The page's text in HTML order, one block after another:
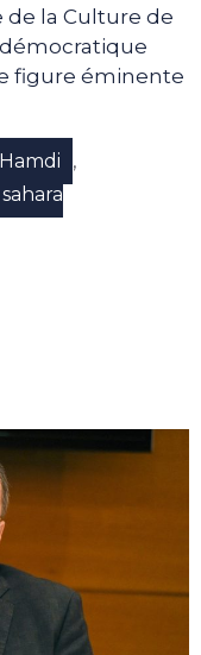
de la Culture de
figure éminente
,
sahara